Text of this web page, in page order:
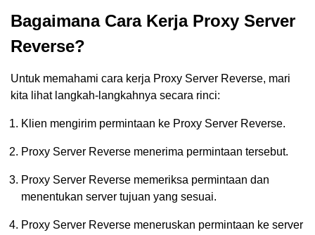
Bagaimana Cara Kerja Proxy Server
Reverse?
Untuk memahami cara kerja Proxy Server Reverse, mari
kita lihat langkah-langkahnya secara rinci:
Klien mengirim permintaan ke Proxy Server Reverse.
Proxy Server Reverse menerima permintaan tersebut.
Proxy Server Reverse memeriksa permintaan dan
menentukan server tujuan yang sesuai.
Proxy Server Reverse meneruskan permintaan ke server